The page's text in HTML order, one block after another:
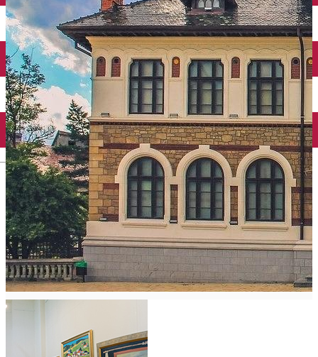
English
Mănăstirea Bistrița
Lacul Izvorul Muntelui
Casa memorială „Ion Creangă” din Humuleşti
Mănăstirea Secu
Lacul Cuejdel